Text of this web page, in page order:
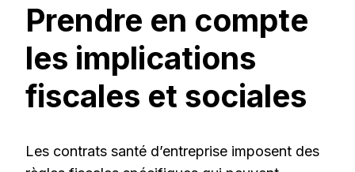
Prendre en compte
les implications
fiscales et sociales
Les contrats santé d’entreprise imposent des